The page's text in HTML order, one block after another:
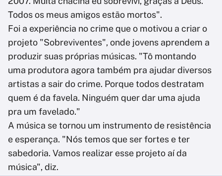
Todos os meus amigos estão mortos".
Foi a experiência no crime que o motivou a criar o
projeto "Sobreviventes", onde jovens aprendem a
produzir suas próprias músicas. "Tô montando
uma produtora agora também pra ajudar diversos
artistas a sair do crime. Porque todos destratam
quem é da favela. Ninguém quer dar uma ajuda
pra um favelado."
A música se tornou um instrumento de resistência
e esperança. "Nós temos que ser fortes e ter
sabedoria. Vamos realizar esse projeto aí da
música", diz.